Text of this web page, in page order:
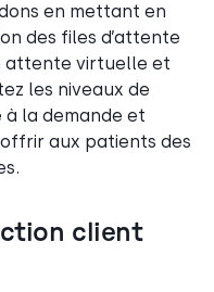
en mettant en
des files d’attente
attente virtuelle et
les niveaux de
la demande et
aux patients des
client